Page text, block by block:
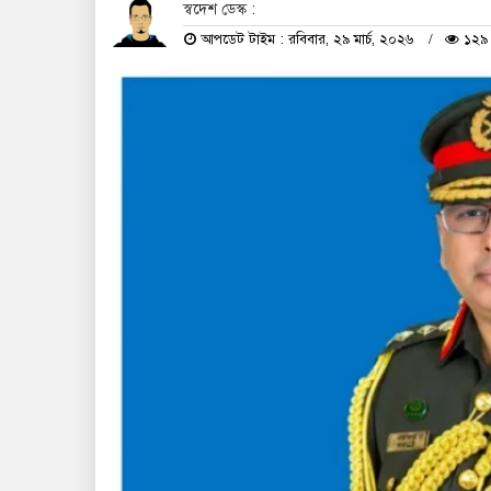
স্বদেশ ডেস্ক :
আপডেট টাইম : রবিবার, ২৯ মার্চ, ২০২৬ ১২৯